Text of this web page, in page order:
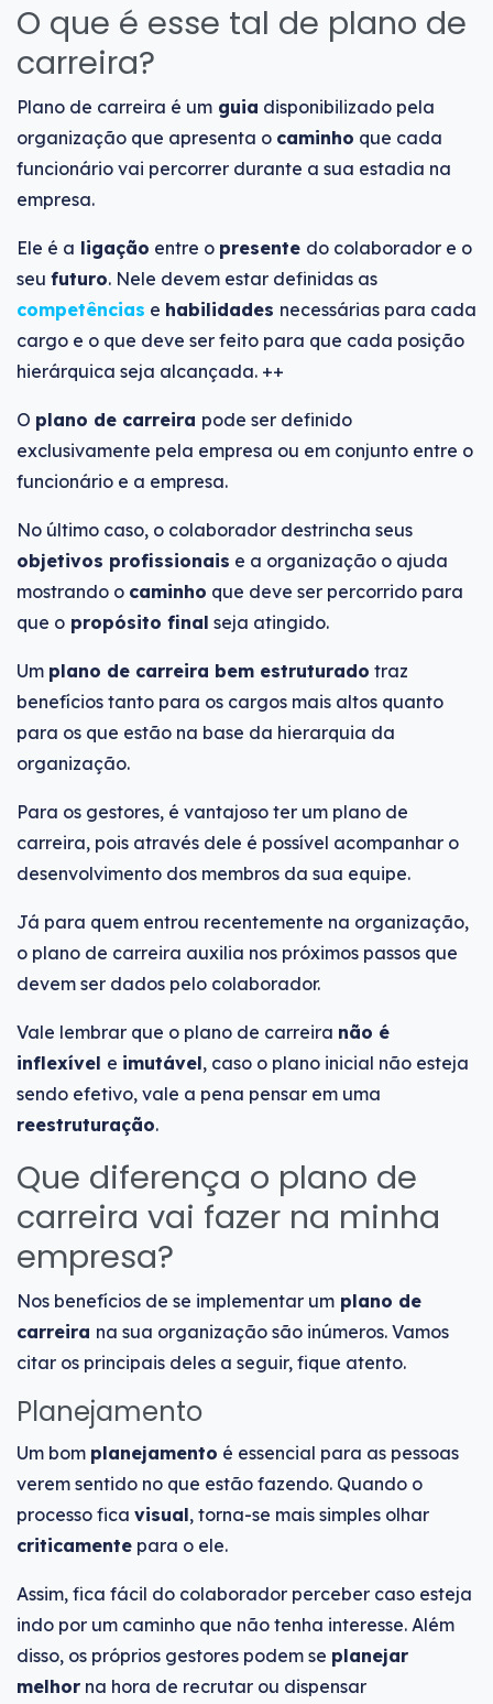
O que é esse tal de plano de
carreira?
Plano de carreira é um guia disponibilizado pela
organização que apresenta o caminho que cada
funcionário vai percorrer durante a sua estadia na
empresa.
Ele é a ligação entre o presente do colaborador e o
seu futuro. Nele devem estar definidas as
competências e habilidades necessárias para cada
cargo e o que deve ser feito para que cada posição
hierárquica seja alcançada. ++
O plano de carreira pode ser definido
exclusivamente pela empresa ou em conjunto entre o
funcionário e a empresa.
No último caso, o colaborador destrincha seus
objetivos profissionais e a organização o ajuda
mostrando o caminho que deve ser percorrido para
que o propósito final seja atingido.
Um plano de carreira bem estruturado traz
benefícios tanto para os cargos mais altos quanto
para os que estão na base da hierarquia da
organização.
Para os gestores, é vantajoso ter um plano de
carreira, pois através dele é possível acompanhar o
desenvolvimento dos membros da sua equipe.
Já para quem entrou recentemente na organização,
o plano de carreira auxilia nos próximos passos que
devem ser dados pelo colaborador.
Vale lembrar que o plano de carreira não é
inflexível e imutável, caso o plano inicial não esteja
sendo efetivo, vale a pena pensar em uma
reestruturação.
Que diferença o plano de
carreira vai fazer na minha
empresa?
Nos benefícios de se implementar um plano de
carreira na sua organização são inúmeros. Vamos
citar os principais deles a seguir, fique atento.
Planejamento
Um bom planejamento é essencial para as pessoas
verem sentido no que estão fazendo. Quando o
processo fica visual, torna-se mais simples olhar
criticamente para o ele.
Assim, fica fácil do colaborador perceber caso esteja
indo por um caminho que não tenha interesse. Além
disso, os próprios gestores podem se planejar
melhor na hora de recrutar ou dispensar